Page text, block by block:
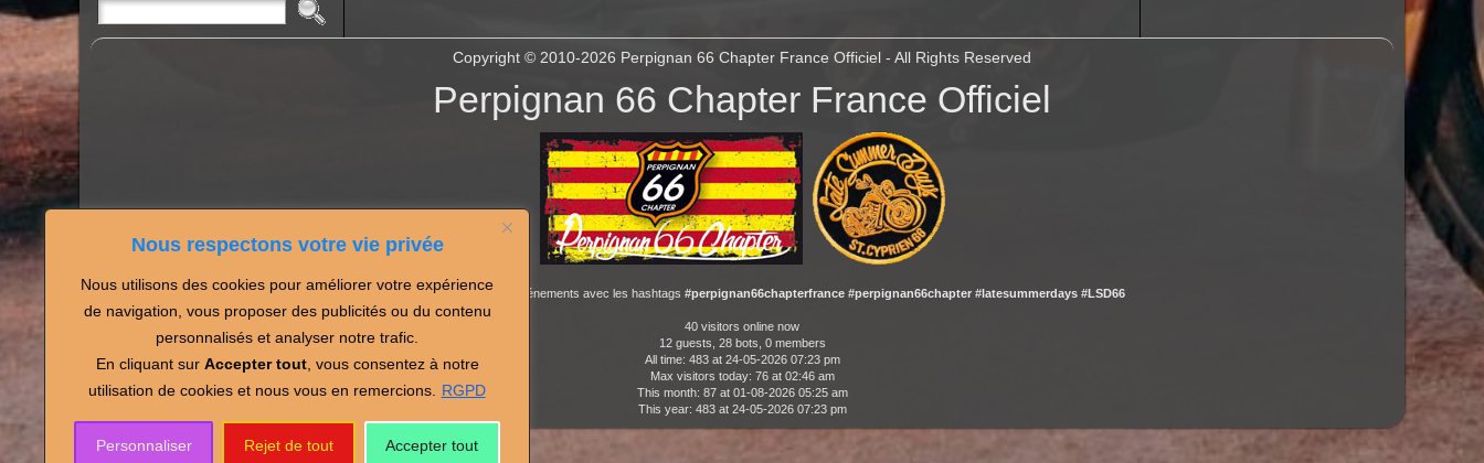
Nous respectons votre vie privée
Nous utilisons des cookies pour améliorer votre expérience
de navigation, vous proposer des publicités ou du contenu
personnalisés et analyser notre trafic.
En cliquant sur Accepter tout, vous consentez à notre
utilisation de cookies et nous vous en remercions.
RGPD
Personnaliser Rejet de tout Accepter tout
Copyright © 2010-2026 Perpignan 66 Chapter France Officiel - All Rights Reserved
Perpignan 66 Chapter France Officiel
Partagez vos photos de nos événements avec les hashtags #perpignan66chapterfrance #perpignan66chapter #latesummerdays #LSD66
40 visitors online now
12 guests, 28 bots, 0 members
All time: 483 at 24-05-2026 07:23 pm
Max visitors today: 76 at 02:46 am
This month: 87 at 01-08-2026 05:25 am
This year: 483 at 24-05-2026 07:23 pm